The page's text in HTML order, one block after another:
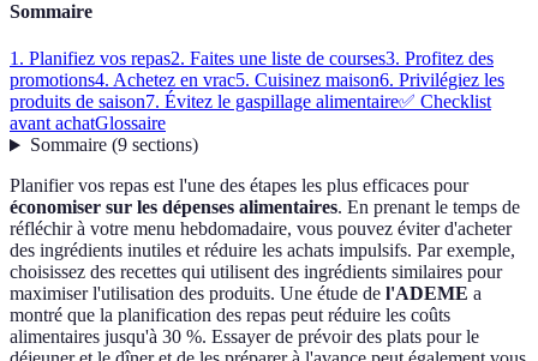
Sommaire
1. Planifiez vos repas2. Faites une liste de courses3. Profitez des
promotions4. Achetez en vrac5. Cuisinez maison6. Privilégiez les
produits de saison7. Évitez le gaspillage alimentaire✅ Checklist
avant achatGlossaire
Sommaire(9 sections)
Planifier vos repas est l'une des étapes les plus efficaces pour
économiser sur les dépenses alimentaires. En prenant le temps de
réfléchir à votre menu hebdomadaire, vous pouvez éviter d'acheter
des ingrédients inutiles et réduire les achats impulsifs. Par exemple,
choisissez des recettes qui utilisent des ingrédients similaires pour
maximiser l'utilisation des produits. Une étude de l'ADEME a
montré que la planification des repas peut réduire les coûts
alimentaires jusqu'à 30 %. Essayer de prévoir des plats pour le